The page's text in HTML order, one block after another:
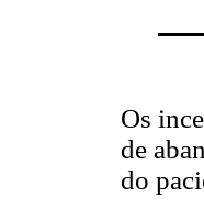
Os
de
do